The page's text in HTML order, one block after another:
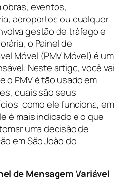
obras, eventos,
aeroportos ou qualquer
gestão de tráfego e
o Painel de
Móvel (PMV Móvel) é um
Neste artigo, você vai
o PMV é tão usado em
quais são seus
como ele funciona, em
é mais indicado e o que
uma decisão de
em São João do
de Mensagem Variável